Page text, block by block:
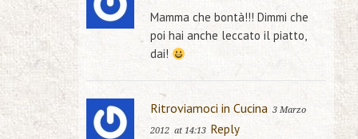
Mamma che bontà!!! Dimmi che
poi hai anche leccato il piatto,
dai!
Ritroviamoci in Cucina 3 Marzo
2012 at 14:13 Reply